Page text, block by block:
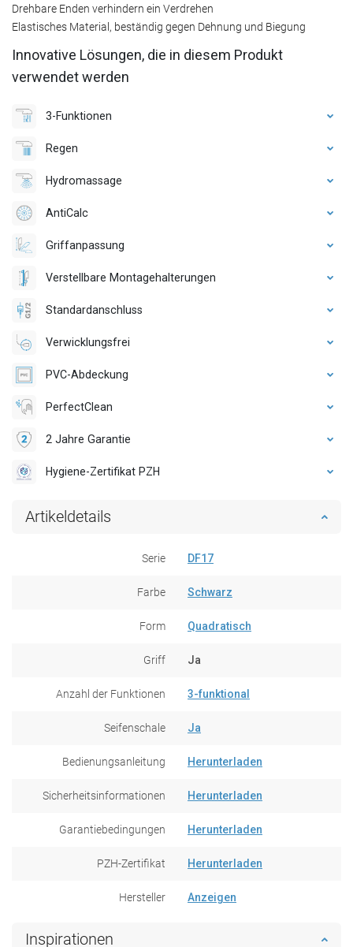
Drehbare Enden verhindern ein Verdrehen
Elastisches Material, beständig gegen Dehnung und Biegung
Innovative Lösungen, die in diesem Produkt
verwendet werden
3-Funktionen
Regen
Hydromassage
AntiCalc
Griffanpassung
Verstellbare Montagehalterungen
Standardanschluss
Verwicklungsfrei
PVC-Abdeckung
PerfectClean
2 Jahre Garantie
Hygiene-Zertifikat PZH
Artikeldetails
Serie DF17
Farbe Schwarz
Form Quadratisch
Griff Ja
Anzahl der Funktionen 3-funktional
Seifenschale Ja
Bedienungsanleitung Herunterladen
Sicherheitsinformationen Herunterladen
Garantiebedingungen Herunterladen
PZH-Zertifikat Herunterladen
Hersteller Anzeigen
Inspirationen